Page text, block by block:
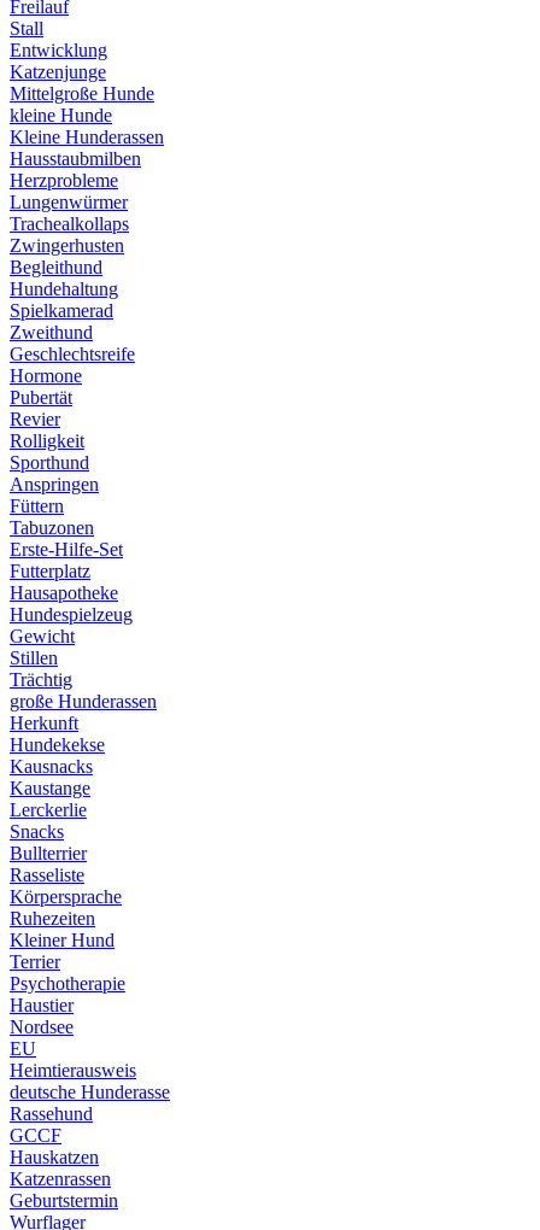
Freilauf
Stall
Entwicklung
Katzenjunge
Mittelgroße Hunde
kleine Hunde
Kleine Hunderassen
Hausstaubmilben
Herzprobleme
Lungenwürmer
Trachealkollaps
Zwingerhusten
Begleithund
Hundehaltung
Spielkamerad
Zweithund
Geschlechtsreife
Hormone
Pubertät
Revier
Rolligkeit
Sporthund
Anspringen
Füttern
Tabuzonen
Erste-Hilfe-Set
Futterplatz
Hausapotheke
Hundespielzeug
Gewicht
Stillen
Trächtig
große Hunderassen
Herkunft
Hundekekse
Kausnacks
Kaustange
Lerckerlie
Snacks
Bullterrier
Rasseliste
Körpersprache
Ruhezeiten
Kleiner Hund
Terrier
Psychotherapie
Haustier
Nordsee
EU
Heimtierausweis
deutsche Hunderasse
Rassehund
GCCF
Hauskatzen
Katzenrassen
Geburtstermin
Wurflager